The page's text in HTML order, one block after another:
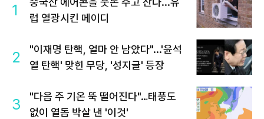
1
럽 열광시킨 메이디
2
"이재명 탄핵, 얼마 안 남았다"...'윤석
열 탄핵' 맞힌 무당, '성지글' 등장
3
"다음 주 기온 뚝 떨어진다"…태풍도
없이 열돔 박살 낸 '이것'